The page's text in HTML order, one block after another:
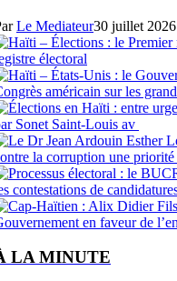
Le Mediateur30 juillet 2026
LA MINUTE